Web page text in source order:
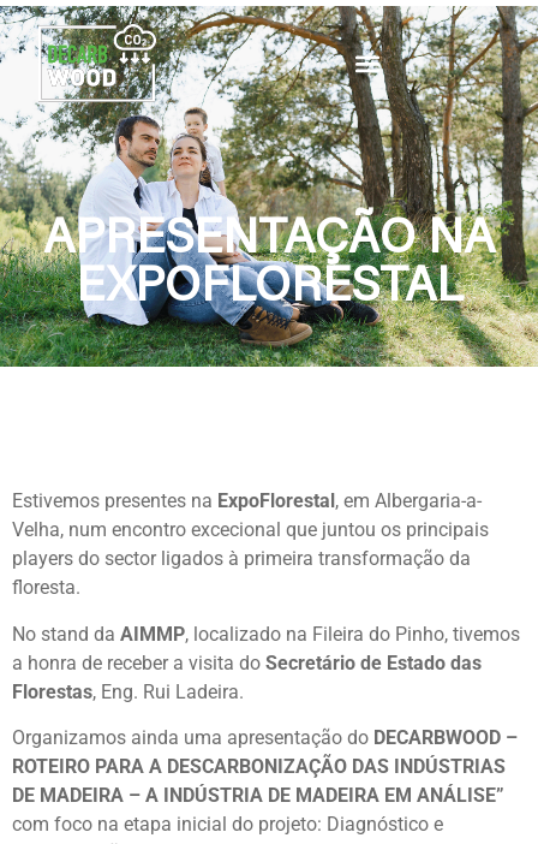
APRESENTAÇÃO NA
EXPOFLORESTAL
Estivemos presentes na ExpoFlorestal , em Albergaria-a-
Velha, num encontro excecional que juntou os principais
players do sector ligados à primeira transformação da
floresta.
No stand da AIMMP, localizado na Fileira do Pinho, tivemos
a honra de receber a visita do Secretário de Estado das
Florestas, Eng. Rui Ladeira.
Organizamos ainda uma apresentação do DECARBWOOD –
ROTEIRO PARA A DESCARBONIZAÇÃO DAS INDÚSTRIAS
DE MADEIRA – A INDÚSTRIA DE MADEIRA EM ANÁLISE”
com foco na etapa inicial do projeto: Diagnóstico e